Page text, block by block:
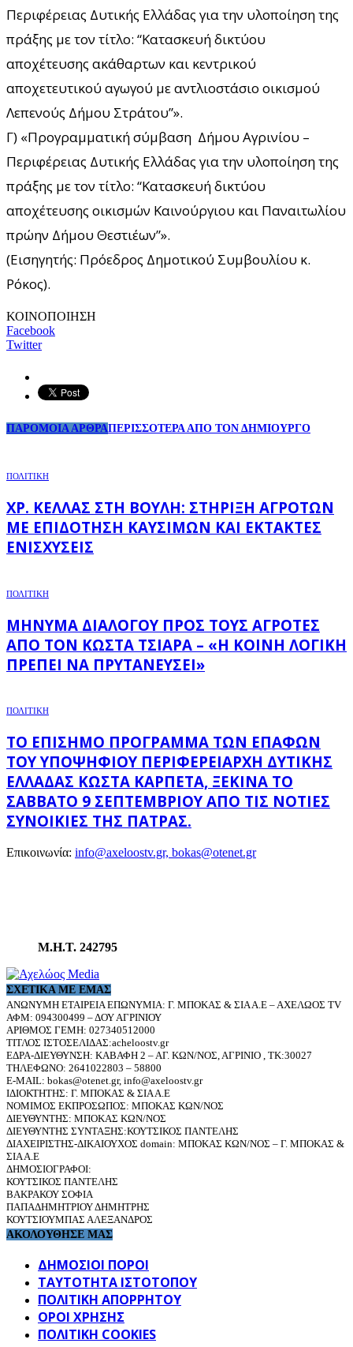
Περιφέρειας Δυτικής Ελλάδας για την υλοποίηση της
πράξης με τον τίτλο: “Κατασκευή δικτύου
αποχέτευσης ακάθαρτων και κεντρικού
αποχετευτικού αγωγού με αντλιοστάσιο οικισμού
Λεπενούς Δήμου Στράτου”».
Γ) «Προγραμματική σύμβαση Δήμου Αγρινίου –
Περιφέρειας Δυτικής Ελλάδας για την υλοποίηση της
πράξης με τον τίτλο: “Κατασκευή δικτύου
αποχέτευσης οικισμών Καινούργιου και Παναιτωλίου
πρώην Δήμου Θεστιέων”».
(Εισηγητής: Πρόεδρος Δημοτικού Συμβουλίου κ.
Ρόκος).
ΚΟΙΝΟΠΟΙΗΣΗ
Facebook
Twitter
ΠΑΡΟΜΟΙΑ ΑΡΘΡΑΠΕΡΙΣΣΟΤΕΡΑ ΑΠΟ ΤΟΝ ΔΗΜΙΟΥΡΓΟ
ΠΟΛΙΤΙΚΗ
ΧΡ. ΚΈΛΛΑΣ ΣΤΗ ΒΟΥΛΉ: ΣΤΉΡΙΞΗ ΑΓΡΟΤΏΝ
ΜΕ ΕΠΙΔΌΤΗΣΗ ΚΑΥΣΊΜΩΝ ΚΑΙ ΈΚΤΑΚΤΕΣ
ΕΝΙΣΧΎΣΕΙΣ
ΠΟΛΙΤΙΚΗ
ΜΉΝΥΜΑ ΔΙΑΛΌΓΟΥ ΠΡΟΣ ΤΟΥΣ ΑΓΡΌΤΕΣ
ΑΠΌ ΤΟΝ ΚΏΣΤΑ ΤΣΙΆΡΑ – «Η ΚΟΙΝΉ ΛΟΓΙΚΉ
ΠΡΈΠΕΙ ΝΑ ΠΡΥΤΑΝΕΎΣΕΙ»
ΠΟΛΙΤΙΚΗ
ΤΟ ΕΠΊΣΗΜΟ ΠΡΌΓΡΑΜΜΑ ΤΩΝ ΕΠΑΦΏΝ
ΤΟΥ ΥΠΟΨΉΦΙΟΥ ΠΕΡΙΦΕΡΕΙΆΡΧΗ ΔΥΤΙΚΉΣ
ΕΛΛΆΔΑΣ ΚΏΣΤΑ ΚΑΡΠΈΤΑ, ΞΕΚΙΝΆ ΤΟ
ΣΆΒΒΑΤΟ 9 ΣΕΠΤΕΜΒΡΊΟΥ ΑΠΌ ΤΙΣ ΝΌΤΙΕΣ
ΣΥΝΟΙΚΊΕΣ ΤΗΣ ΠΆΤΡΑΣ.
Επικοινωνία: info@axeloostv.gr, bokas@otenet.gr
Μ.Η.Τ. 242795
ΣΧΕΤΙΚΆ ΜΕ ΕΜΆΣ
ΑΝΩΝΥΜΗ ΕΤΑΙΡΕΙΑ ΕΠΩΝΥΜΙΑ: Γ. ΜΠΟΚΑΣ & ΣΙΑ Α.Ε – ΑΧΕΛΩΟΣ TV
ΑΦΜ: 094300499 – ΔΟΥ ΑΓΡΙΝΙΟΥ
ΑΡΙΘΜΟΣ ΓΕΜΗ: 027340512000
ΤΙΤΛΟΣ ΙΣΤΟΣΕΛΙΔΑΣ:acheloostv.gr
ΕΔΡΑ-ΔΙΕΥΘΥΝΣΗ: ΚΑΒΑΦΗ 2 – ΑΓ. ΚΩΝ/ΝΟΣ, ΑΓΡΙΝΙΟ , ΤΚ:30027
ΤΗΛΕΦΩΝΟ: 2641022803 – 58800
E-MAIL: bokas@otenet.gr, info@axeloostv.gr
ΙΔΙΟΚΤΗΤΗΣ: Γ. ΜΠΟΚΑΣ & ΣΙΑ Α.Ε
ΝΟΜΙΜΟΣ ΕΚΠΡΟΣΩΠΟΣ: ΜΠΟΚΑΣ ΚΩΝ/ΝΟΣ
ΔΙΕΥΘΥΝΤΗΣ: ΜΠΟΚΑΣ ΚΩΝ/ΝΟΣ
ΔΙΕΥΘΥΝΤΗΣ ΣΥΝΤΑΞΗΣ:ΚΟΥΤΣΙΚΟΣ ΠΑΝΤΕΛΗΣ
ΔΙΑΧΕΙΡΙΣΤΗΣ-ΔΙΚΑΙΟΥΧΟΣ domain: ΜΠΟΚΑΣ ΚΩΝ/ΝΟΣ – Γ. ΜΠΟΚΑΣ &
ΣΙΑ Α.Ε
ΔΗΜΟΣΙΟΓΡΑΦΟΙ:
ΚΟΥΤΣΙΚΟΣ ΠΑΝΤΕΛΗΣ
ΒΑΚΡΑΚΟΥ ΣΟΦΙΑ
ΠΑΠΑΔΗΜΗΤΡΙΟΥ ΔΗΜΗΤΡΗΣ
ΚΟΥΤΣΙΟΥΜΠΑΣ ΑΛΕΞΑΝΔΡΟΣ
ΑΚΟΛΟΥΘΗΣΕ ΜΑΣ
ΔΗΜΟΣΙΟΙ ΠΟΡΟΙ
ΤΑΥΤΌΤΗΤΑ ΙΣΤΌΤΟΠΟΥ
ΠΟΛΙΤΙΚΉ ΑΠΟΡΡΉΤΟΥ
ΌΡΟΙ ΧΡΉΣΗΣ
ΠΟΛΙΤΙΚΗ COOKIES